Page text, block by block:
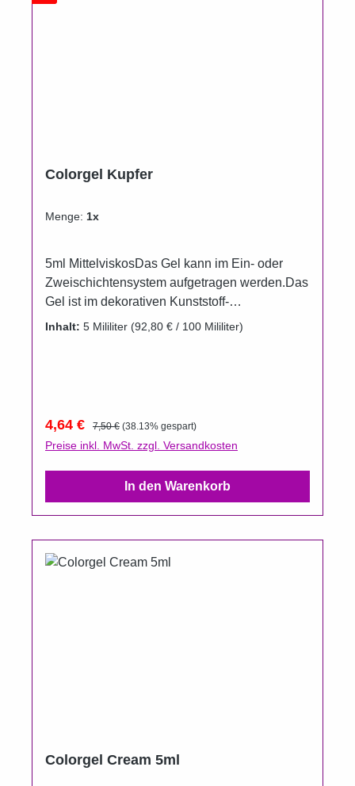
Colorgel Kupfer
Menge: 1x
5ml MittelviskosDas Gel kann im Ein- oder
Zweischichtensystem aufgetragen werden.Das
Gel ist im dekorativen Kunststoff-
Aluminiumtiegel erhältlich.Um das Auslaufen
Inhalt: 5 Mililiter (92,80 € / 100 Mililiter)
Verkaufspreis:
4,64 € Regulärer Preis:
7,50 € (38.13% gespart)
Preise inkl. MwSt. zzgl. Versandkosten
In den Warenkorb
Colorgel Cream 5ml